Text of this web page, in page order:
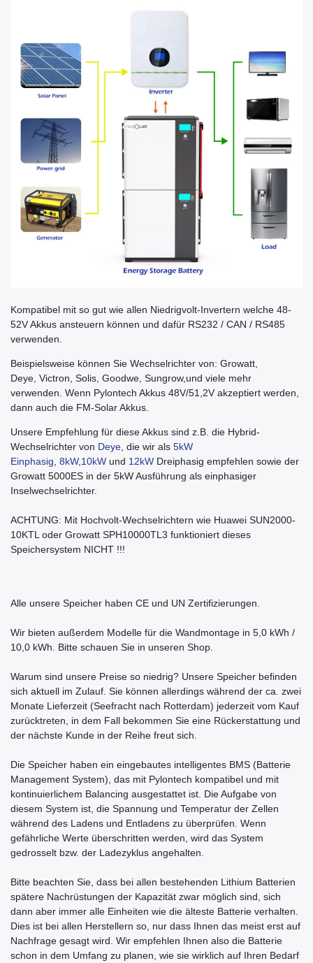
Kompatibel mit so gut wie allen Niedrigvolt-Invertern welche 48-
52V Akkus ansteuern können und dafür RS232 / CAN / RS485
verwenden.
Beispielsweise können Sie Wechselrichter von: Growatt,
Deye, Victron, Solis, Goodwe, Sungrow,und viele mehr
verwenden. Wenn Pylontech Akkus 48V/51,2V akzeptiert werden,
dann auch die FM-Solar Akkus.
Unsere Empfehlung für diese Akkus sind z.B. die Hybrid-
Wechselrichter von Deye , die wir als 5kW
Einphasig 8kW, 10kW und 12kW Dreiphasig empfehlen sowie der
Growatt 5000ES in der 5kW Ausführung als einphasiger
Inselwechselrichter.
ACHTUNG: Mit Hochvolt-Wechselrichtern wie Huawei SUN2000-
10KTL oder Growatt SPH10000TL3 funktioniert dieses
Speichersystem NICHT !!!
Alle unsere Speicher haben CE und UN Zertifizierungen.
Wir bieten außerdem Modelle für die Wandmontage in 5,0 kWh /
10,0 kWh. Bitte schauen Sie in unseren Shop.
Warum sind unsere Preise so niedrig? Unsere Speicher befinden
sich aktuell im Zulauf. Sie können allerdings während der ca. zwei
Monate Lieferzeit (Seefracht nach Rotterdam) jederzeit vom Kauf
zurücktreten, in dem Fall bekommen Sie eine Rückerstattung und
der nächste Kunde in der Reihe freut sich.
Die Speicher haben ein eingebautes intelligentes BMS (Batterie
Management System), das mit Pylontech kompatibel und mit
kontinuierlichem Balancing ausgestattet ist. Die Aufgabe von
diesem System ist, die Spannung und Temperatur der Zellen
während des Ladens und Entladens zu überprüfen. Wenn
gefährliche Werte überschritten werden, wird das System
gedrosselt bzw. der Ladezyklus angehalten.
Bitte beachten Sie, dass bei allen bestehenden Lithium Batterien
spätere Nachrüstungen der Kapazität zwar möglich sind, sich
dann aber immer alle Einheiten wie die älteste Batterie verhalten.
Dies ist bei allen Herstellern so, nur dass Ihnen das meist erst auf
Nachfrage gesagt wird. Wir empfehlen Ihnen also die Batterie
schon in dem Umfang zu planen, wie sie wirklich auf Ihren Bedarf